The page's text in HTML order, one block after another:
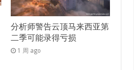
分析师警告云顶马来西亚第
二季可能录得亏损
1 周 ago